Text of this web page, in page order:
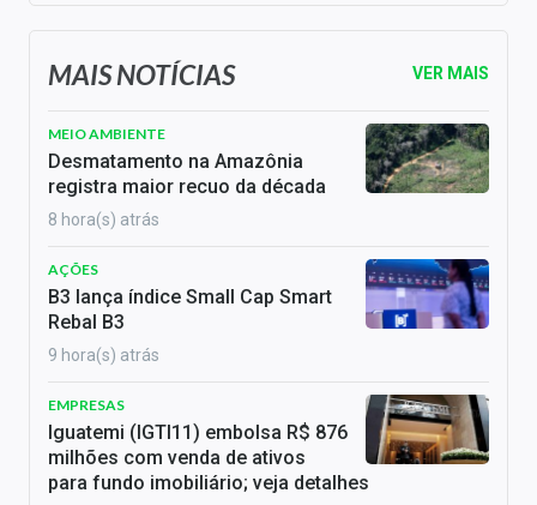
MAIS NOTÍCIAS VER MAIS
MEIO AMBIENTE
Desmatamento na Amazônia
registra maior recuo da década
8 hora(s) atrás
AÇÕES
B3 lança índice Small Cap Smart
Rebal B3
9 hora(s) atrás
EMPRESAS
Iguatemi (IGTI11) embolsa R$ 876
milhões com venda de ativos
para fundo imobiliário; veja detalhes